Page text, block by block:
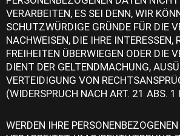
VERARBEITEN, ES SEI DENN, WIR
SCHUTZWÜRDIGE GRÜNDE FÜR DIE
NACHWEISEN, DIE IHRE INTERESSEN,
FREIHEITEN ÜBERWIEGEN ODER DIE
DIENT DER GELTENDMACHUNG,
VERTEIDIGUNG VON
(WIDERSPRUCH NACH ART. 21 ABS. 1
WERDEN IHRE